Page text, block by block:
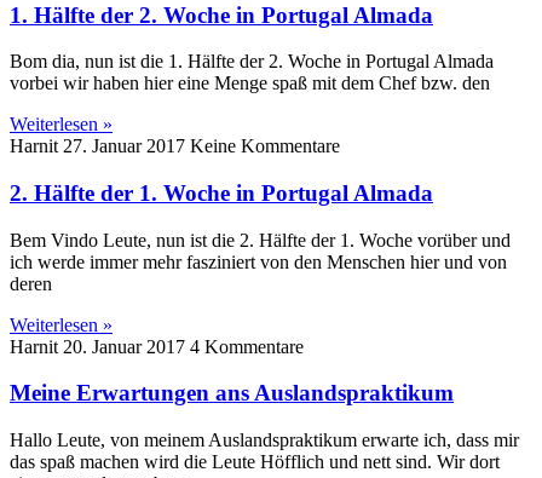
1. Hälfte der 2. Woche in Portugal Almada
Bom dia, nun ist die 1. Hälfte der 2. Woche in Portugal Almada
vorbei wir haben hier eine Menge spaß mit dem Chef bzw. den
Weiterlesen »
Harnit 27. Januar 2017 Keine Kommentare
2. Hälfte der 1. Woche in Portugal Almada
Bem Vindo Leute, nun ist die 2. Hälfte der 1. Woche vorüber und
ich werde immer mehr fasziniert von den Menschen hier und von
deren
Weiterlesen »
Harnit 20. Januar 2017 4 Kommentare
Meine Erwartungen ans Auslandspraktikum
Hallo Leute, von meinem Auslandspraktikum erwarte ich, dass mir
das spaß machen wird die Leute Höfflich und nett sind. Wir dort